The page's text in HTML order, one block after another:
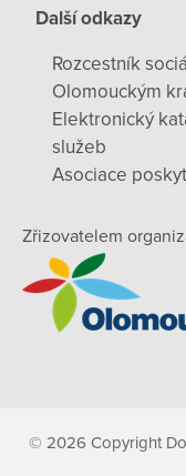
Další odkazy
Rozcestník
Olomouckým
Elektronický
služeb
Asociace
Zřizovatelem
© 2026 Copyright